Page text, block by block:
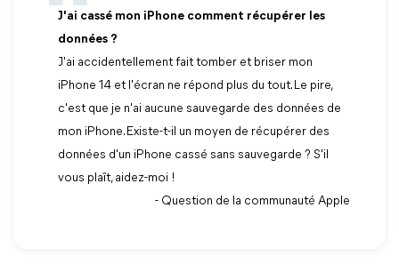
J'ai cassé mon iPhone comment récupérer les
données ?
J'ai accidentellement fait tomber et briser mon
iPhone 14 et l'écran ne répond plus du tout. Le pire,
c'est que je n'ai aucune sauvegarde des données de
mon iPhone. Existe-t-il un moyen de récupérer des
données d'un iPhone cassé sans sauvegarde ? S'il
vous plaît, aidez-moi !
- Question de la communauté Apple